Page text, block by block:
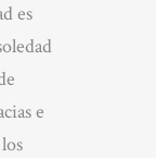
es
e